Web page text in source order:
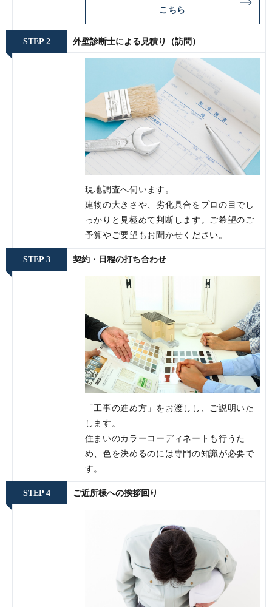
こちら
STEP 2 外壁診断士による見積り（訪問）
現地調査へ伺います。
建物の大きさや、劣化具合をプロの目でし
っかりと見極めて判断します。ご希望のご
予算やご要望もお聞かせください。
STEP 3 契約・日程の打ち合わせ
「工事の進め方」をお渡しし、ご説明いた
します。
住まいのカラーコーディネートも行うた
め、色を決めるのには専門の知識が必要で
す。
STEP 4 ご近所様への挨拶回り